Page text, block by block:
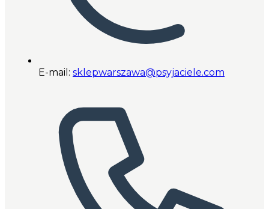
E-mail: sklepwarszawa@psyjaciele.com